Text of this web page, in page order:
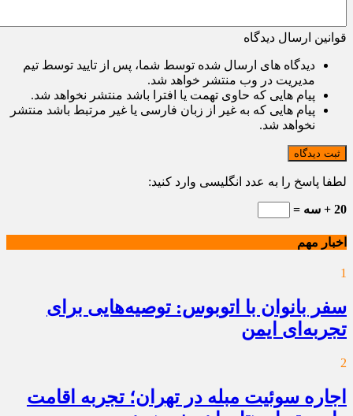
قوانین ارسال دیدگاه
دیدگاه های ارسال شده توسط شما، پس از تایید توسط تیم
مدیریت در وب منتشر خواهد شد.
پیام هایی که حاوی تهمت یا افترا باشد منتشر نخواهد شد.
پیام هایی که به غیر از زبان فارسی یا غیر مرتبط باشد منتشر
نخواهد شد.
ثبت دیدگاه
لطفا پاسخ را به عدد انگلیسی وارد کنید:
20 + سه =
اخبار مهم
1
سفر بانوان با اتوبوس: توصیه‌هایی برای
تجربه‌ای ایمن
2
اجاره سوئیت مبله در تهران؛ تجربه اقامت